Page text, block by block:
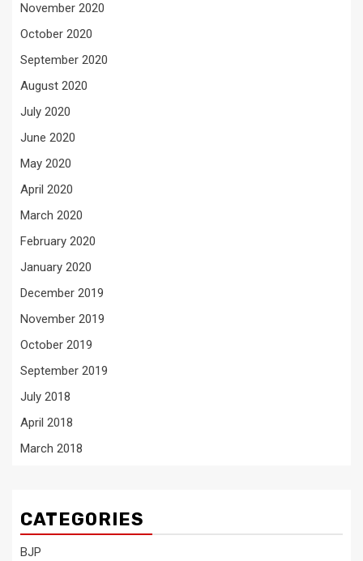
November 2020
October 2020
September 2020
August 2020
July 2020
June 2020
May 2020
April 2020
March 2020
February 2020
January 2020
December 2019
November 2019
October 2019
September 2019
July 2018
April 2018
March 2018
CATEGORIES
BJP